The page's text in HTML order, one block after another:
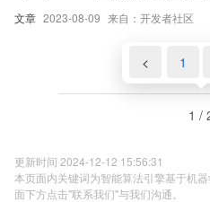
文章 2023-08-09 来自：开发者社区
< 1
1 /
更新时间 2024-12-12 15:56:31
本页面内关键词为智能算法引擎基于机
面下方点击"联系我们"与我们沟通。